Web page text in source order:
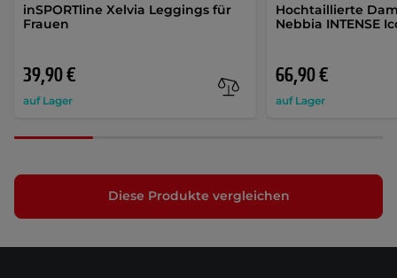
inSPORTline Xelvia Leggings für
Frauen
39,90 €
auf Lager
Hochtaillierte
Nebbia INTENSE
66,90 €
auf Lager
Diese Produkte vergleichen